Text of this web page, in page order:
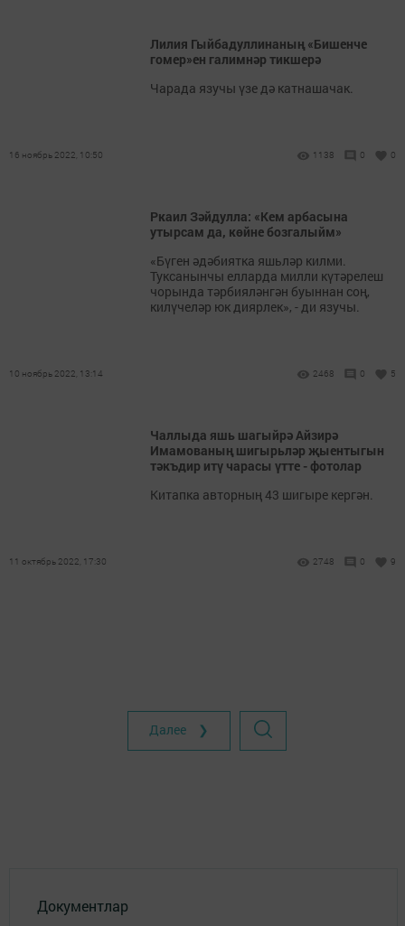
Лилия Гыйбадуллинаның «Бишенче
гомер»ен галимнәр тикшерә
Чарада язучы үзе дә катнашачак.
16 ноябрь 2022, 10:50 1138 0 0
Ркаил Зәйдулла: «Кем арбасына
утырсам да, көйне бозгалыйм»
«Бүген әдәбиятка яшьләр килми.
Туксанынчы елларда милли күтәрелеш
чорында тәрбияләнгән буыннан соң,
килүчеләр юк диярлек», - ди язучы.
10 ноябрь 2022, 13:14 2468 0 5
Чаллыда яшь шагыйрә Айзирә
Имамованың шигырьләр җыентыгын
тәкъдир итү чарасы үтте - фотолар
Китапка авторның 43 шигыре кергән.
11 октябрь 2022, 17:30 2748 0 9
Далее ❯
Документлар